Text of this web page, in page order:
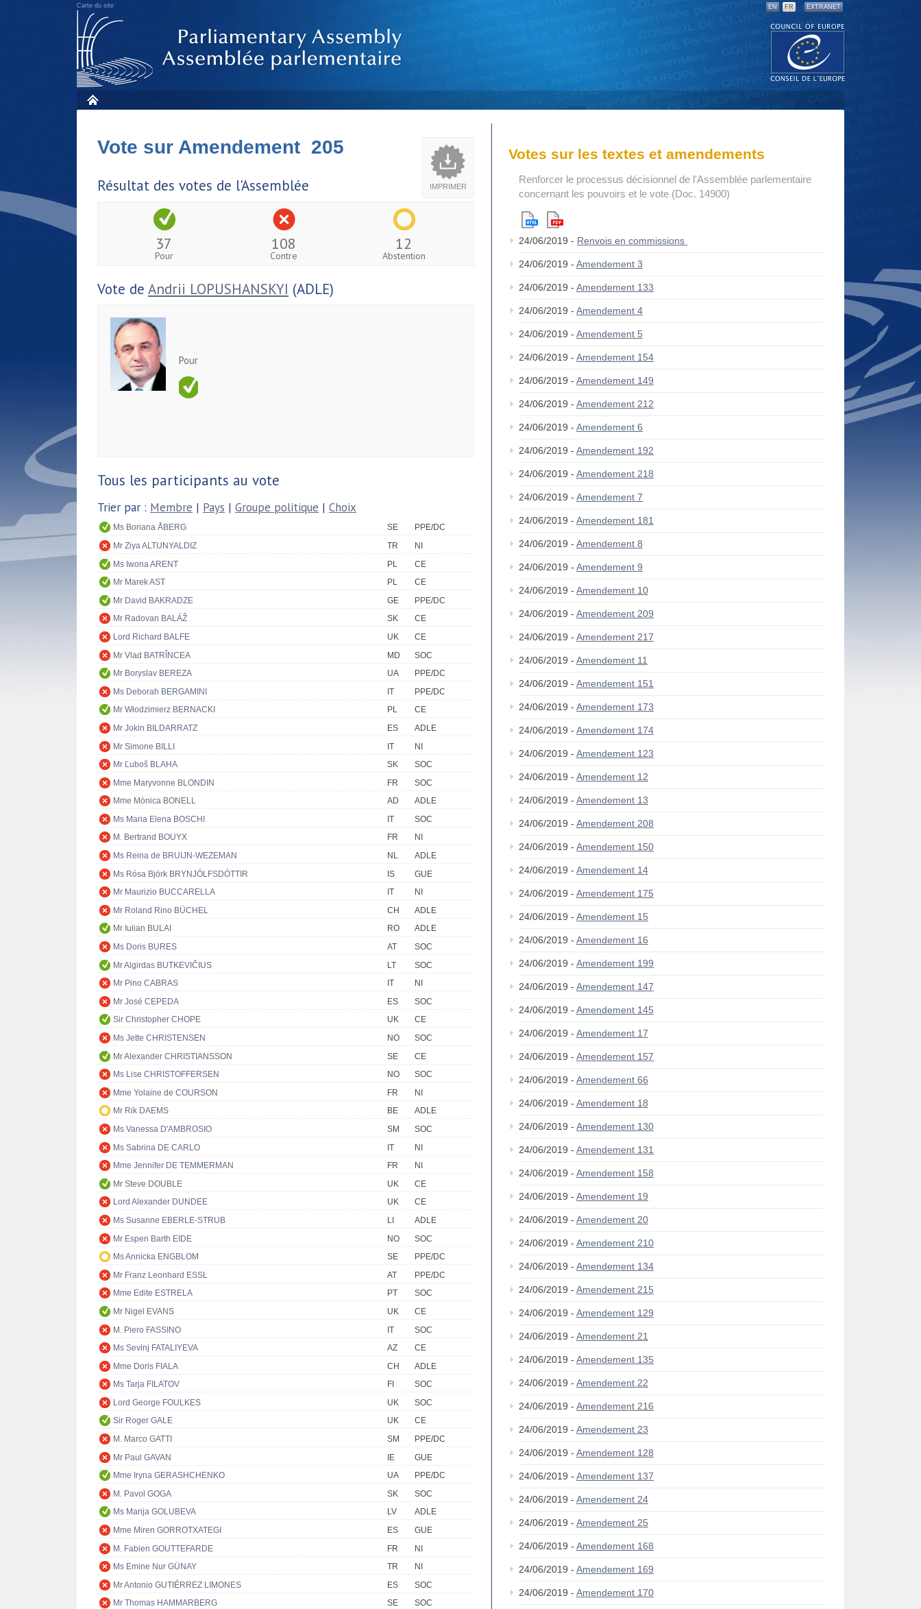
Carte du site EN FR EXTRANET
IMPRIMER
Vote sur Amendement 205
Résultat des votes de l'Assemblée
37
Pour
108
Contre
12
Abstention
Vote de Andrii LOPUSHANSKYI (ADLE)
Pour
Tous les participants au vote
Trier par : Membre | Pays | Groupe politique | Choix
Ms Boriana ÅBERG SE
PPE/DC
Mr Ziya ALTUNYALDIZ
TR
NI
Ms Iwona ARENT
PL
CE
Mr Marek AST
PL
CE
Mr David BAKRADZE
GE
PPE/DC
Mr Radovan BALÁŽ
SK
CE
Lord Richard BALFE
UK
CE
Mr Vlad BATRÎNCEA
MD
SOC
Mr Boryslav BEREZA
UA
PPE/DC
Ms Deborah BERGAMINI
IT
PPE/DC
Mr Włodzimierz BERNACKI
PL
CE
Mr Jokin BILDARRATZ
ES
ADLE
Mr Simone BILLI
IT
NI
Mr Ľuboš BLAHA
SK
SOC
Mme Maryvonne BLONDIN
FR
SOC
Mme Mònica BONELL
AD
ADLE
Ms Maria Elena BOSCHI
IT
SOC
M. Bertrand BOUYX
FR
NI
Ms Reina de BRUIJN-WEZEMAN
NL
ADLE
Ms Rósa Björk BRYNJÓLFSDÓTTIR
IS
GUE
Mr Maurizio BUCCARELLA
IT
NI
Mr Roland Rino BÜCHEL
CH
ADLE
Mr Iulian BULAI
RO
ADLE
Ms Doris BURES
AT
SOC
Mr Algirdas BUTKEVIČIUS
LT
SOC
Mr Pino CABRAS
IT
NI
Mr José CEPEDA
ES
SOC
Sir Christopher CHOPE
UK
CE
Ms Jette CHRISTENSEN
NO
SOC
Mr Alexander CHRISTIANSSON
SE
CE
Ms Lise CHRISTOFFERSEN
NO
SOC
Mme Yolaine de COURSON
FR
NI
Mr Rik DAEMS
BE
ADLE
Ms Vanessa D'AMBROSIO
SM
SOC
Ms Sabrina DE CARLO
IT
NI
Mme Jennifer DE TEMMERMAN
FR
NI
Mr Steve DOUBLE
UK
CE
Lord Alexander DUNDEE
UK
CE
Ms Susanne EBERLE-STRUB
LI
ADLE
Mr Espen Barth EIDE
NO
SOC
Ms Annicka ENGBLOM
SE
PPE/DC
Mr Franz Leonhard ESSL
AT
PPE/DC
Mme Edite ESTRELA
PT
SOC
Mr Nigel EVANS
UK
CE
M. Piero FASSINO
IT
SOC
Ms Sevinj FATALIYEVA
AZ
CE
Mme Doris FIALA
CH
ADLE
Ms Tarja FILATOV
FI
SOC
Lord George FOULKES
UK
SOC
Sir Roger GALE
UK
CE
M. Marco GATTI
SM
PPE/DC
Mr Paul GAVAN
IE
GUE
Mme Iryna GERASHCHENKO
UA
PPE/DC
M. Pavol GOGA
SK
SOC
Ms Marija GOLUBEVA
LV
ADLE
Mme Miren GORROTXATEGI
ES
GUE
M. Fabien GOUTTEFARDE
FR
NI
Ms Emine Nur GÜNAY
TR
NI
Mr Antonio GUTIÉRREZ LIMONES
ES
SOC
Mr Thomas HAMMARBERG
SE
SOC
Votes sur les textes et amendements
Renforcer le processus décisionnel de l'Assemblée parlementaire
concernant les pouvoirs et le vote (Doc. 14900)
24/06/2019 - Renvois en commissions
24/06/2019 - Amendement 3
24/06/2019 - Amendement 133
24/06/2019 - Amendement 4
24/06/2019 - Amendement 5
24/06/2019 - Amendement 154
24/06/2019 - Amendement 149
24/06/2019 - Amendement 212
24/06/2019 - Amendement 6
24/06/2019 - Amendement 192
24/06/2019 - Amendement 218
24/06/2019 - Amendement 7
24/06/2019 - Amendement 181
24/06/2019 - Amendement 8
24/06/2019 - Amendement 9
24/06/2019 - Amendement 10
24/06/2019 - Amendement 209
24/06/2019 - Amendement 217
24/06/2019 - Amendement 11
24/06/2019 - Amendement 151
24/06/2019 - Amendement 173
24/06/2019 - Amendement 174
24/06/2019 - Amendement 123
24/06/2019 - Amendement 12
24/06/2019 - Amendement 13
24/06/2019 - Amendement 208
24/06/2019 - Amendement 150
24/06/2019 - Amendement 14
24/06/2019 - Amendement 175
24/06/2019 - Amendement 15
24/06/2019 - Amendement 16
24/06/2019 - Amendement 199
24/06/2019 - Amendement 147
24/06/2019 - Amendement 145
24/06/2019 - Amendement 17
24/06/2019 - Amendement 157
24/06/2019 - Amendement 66
24/06/2019 - Amendement 18
24/06/2019 - Amendement 130
24/06/2019 - Amendement 131
24/06/2019 - Amendement 158
24/06/2019 - Amendement 19
24/06/2019 - Amendement 20
24/06/2019 - Amendement 210
24/06/2019 - Amendement 134
24/06/2019 - Amendement 215
24/06/2019 - Amendement 129
24/06/2019 - Amendement 21
24/06/2019 - Amendement 135
24/06/2019 - Amendement 22
24/06/2019 - Amendement 216
24/06/2019 - Amendement 23
24/06/2019 - Amendement 128
24/06/2019 - Amendement 137
24/06/2019 - Amendement 24
24/06/2019 - Amendement 25
24/06/2019 - Amendement 168
24/06/2019 - Amendement 169
24/06/2019 - Amendement 170